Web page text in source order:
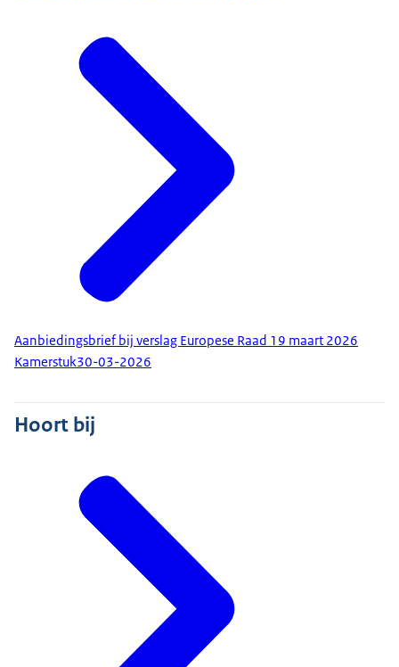
Aanbiedingsbrief bij verslag Europese Raad 19 maart 2026
Kamerstuk30-03-2026
Hoort bij